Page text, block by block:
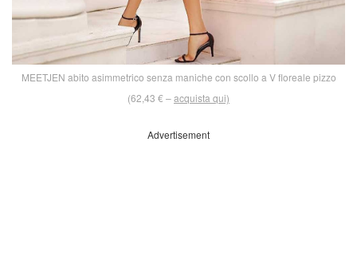
MEETJEN abito asimmetrico senza maniche con scollo a V floreale pizzo
(62,43 € –acquista qui)
Advertisement